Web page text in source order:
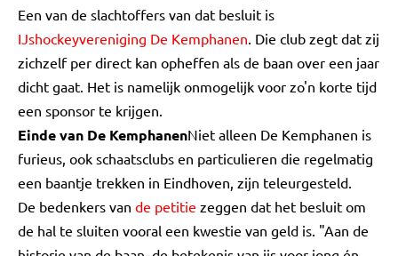
Een van de slachtoffers van dat besluit is
IJshockeyvereniging De Kemphanen. Die club zegt dat zij
zichzelf per direct kan opheffen als de baan over een jaar
dicht gaat. Het is namelijk onmogelijk voor zo'n korte tijd
een sponsor te krijgen.
Einde van De KemphanenNiet alleen De Kemphanen is
furieus, ook schaatsclubs en particulieren die regelmatig
een baantje trekken in Eindhoven, zijn teleurgesteld.
De bedenkers van de petitie zeggen dat het besluit om
de hal te sluiten vooral een kwestie van geld is. "Aan de